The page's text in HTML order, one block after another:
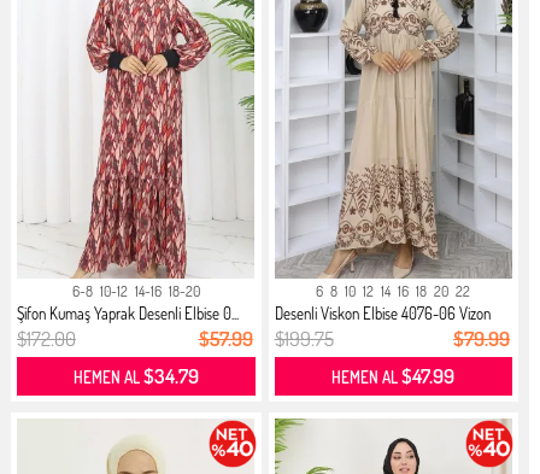
6-8 10-12 14-16 18-20
Şifon Kumaş Yaprak Desenli Elbise 0...
$172.00 $57.99
HEMEN AL$34.79
6 8 10 12 14 16 18 20 22
Desenli Viskon Elbise 4076-06 Vizon
$199.75 $79.99
HEMEN AL$47.99